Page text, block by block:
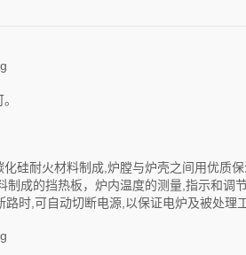
硅耐火材料制成,炉膛与炉壳之间用优质
成的挡热板，炉内温度的测量,指示和调
时,可自动切断电源,以保证电炉及被处理